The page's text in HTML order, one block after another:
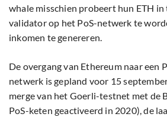
whale misschien probeert hun ETH in
validator op het PoS-netwerk te
inkomen te genereren.
De overgang van Ethereum naar een
netwerk is gepland voor 15
merge van het Goerli-testnet met de
PoS-keten geactiveerd in 2020), de